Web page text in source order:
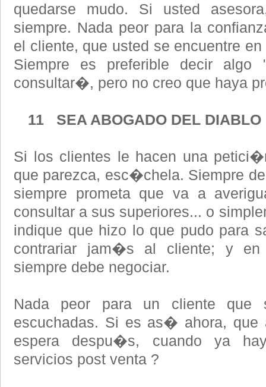
quedarse mudo. Si usted
siempre. Nada peor para la
el cliente, que usted se encuentre
Siempre es preferible decir
consultar�, pero no creo que haya
11 SEA ABOGADO DEL DIABLO
Si los clientes le hacen una
que parezca, esc�chela. Siempre
siempre prometa que va a
consultar a sus superiores... o
indique que hizo lo que pudo para
contrariar jam�s al cliente; y en
siempre debe negociar.
Nada peor para un cliente que
escuchadas. Si es as� ahora,
espera despu�s, cuando ya
servicios post venta ?